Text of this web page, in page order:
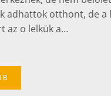
adhattok otthont, de a
az o lelkük a…